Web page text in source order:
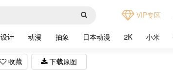
VIP专区
设计 动漫 抽象 日本动漫 2K 小米
收藏 下载原图